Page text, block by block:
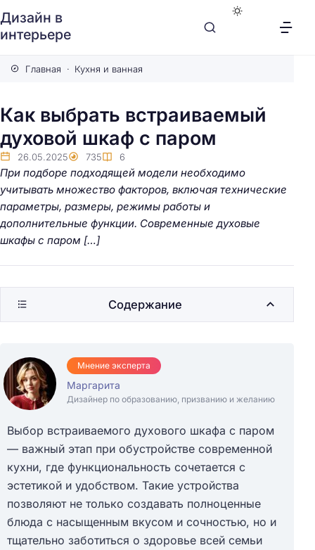
Дизайн в
интерьере
Главная Кухня и ванная
Как выбрать встраиваемый
духовой шкаф с паром
26.05.2025 735 6
При подборе подходящей модели необходимо
учитывать множество факторов, включая технические
параметры, размеры, режимы работы и
дополнительные функции. Современные духовые
шкафы с паром […]
Мнение эксперта
Маргарита
Дизайнер по образованию, призванию и желанию
Выбор встраиваемого духового шкафа с паром
— важный этап при обустройстве современной
кухни, где функциональность сочетается с
эстетикой и удобством. Такие устройства
позволяют не только создавать полноценные
блюда с насыщенным вкусом и сочностью, но и
тщательно заботиться о здоровье всей семьи
Содержание